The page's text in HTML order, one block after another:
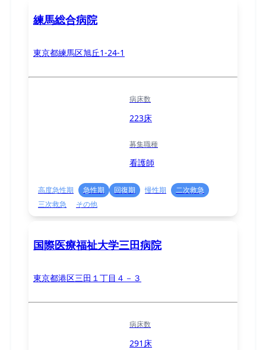
練馬総合病院
東京都練馬区旭丘1-24-1
病床数
223床
募集職種
看護師
高度急性期 急性期 回復期 慢性期
二次救急
三次救急
その他
国際医療福祉大学三田病院
東京都港区三田１丁目４－３
病床数
291床